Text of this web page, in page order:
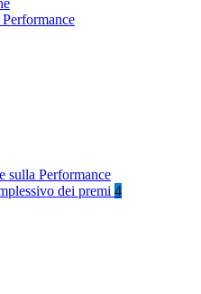
sulla Performance
dei premi 4